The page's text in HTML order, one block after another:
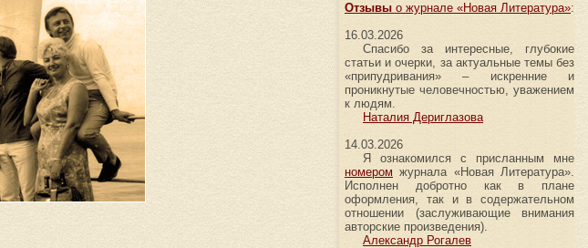
Отзывы о журнале «Новая Литература»:
16.03.2026
Спасибо за интересные, глубокие
статьи и очерки, за актуальные темы без
«припудривания» – искренние и
проникнутые человечностью, уважением
к людям.
Наталия Дериглазова
14.03.2026
Я ознакомился с присланным мне
номером журнала «Новая Литература».
Исполнен добротно как в плане
оформления, так и в содержательном
отношении (заслуживающие внимания
авторские произведения).
Александр Рогалев